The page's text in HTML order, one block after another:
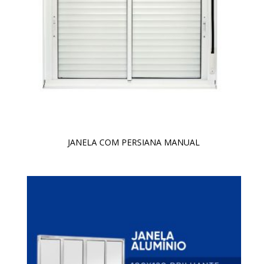
JANELA COM PERSIANA MANUAL